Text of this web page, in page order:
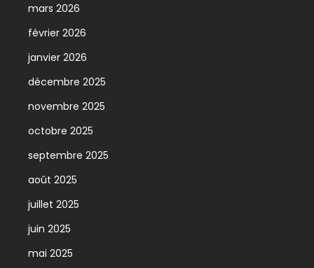
mars 2026
février 2026
janvier 2026
décembre 2025
novembre 2025
octobre 2025
septembre 2025
août 2025
juillet 2025
juin 2025
mai 2025